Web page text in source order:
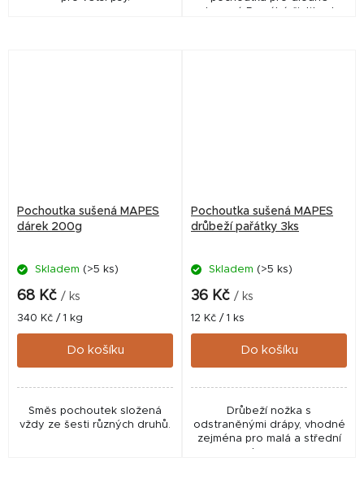
Pochoutka sušená MAPES
dárek 200g
Skladem (>5 ks)
68 Kč / ks
Měrná
cena:
340 Kč / 1 kg
Do košíku
Směs pochoutek složená
vždy ze šesti různých druhů.
Pochoutka sušená MAPES
drůbeží pařátky 3ks
Skladem (>5 ks)
36 Kč / ks
Měrná
cena:
12 Kč / 1 ks
Do košíku
Drůbeží nožka s
odstraněnými drápy, vhodné
zejména pro malá a střední
plemena.